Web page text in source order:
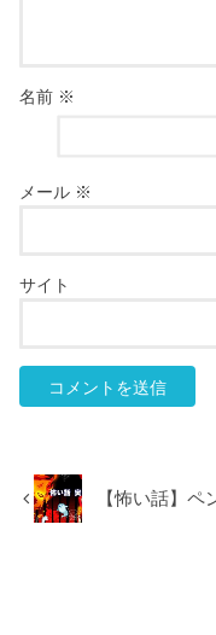
名前 ※
メール ※
サイト
【怖い話】ペ